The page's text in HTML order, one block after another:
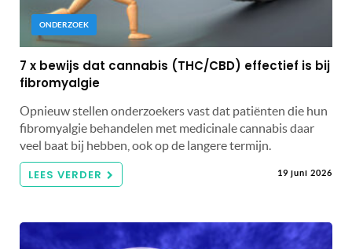
ONDERZOEK
7 x bewijs dat cannabis (THC/CBD) effectief is bij
fibromyalgie
Opnieuw stellen onderzoekers vast dat patiënten die hun
fibromyalgie behandelen met medicinale cannabis daar
veel baat bij hebben, ook op de langere termijn.
LEES VERDER 19 juni 2026